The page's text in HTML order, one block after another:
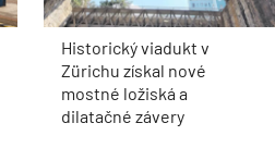
Historický viadukt v
Zürichu získal nové
mostné ložiská a
dilatačné závery